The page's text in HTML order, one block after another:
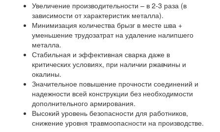
Увеличение производительности – в 2-3 раза (в
зависимости от характеристик металла).
Минимизация количества брызг в месте шва +
уменьшение трудозатрат на удаление налипшего
металла.
Стабильная и эффективная сварка даже в
критических условиях, при наличии ржавчины и
окалины.
Значительное повышение прочности соединений и
надежности всей конструкции без необходимости
дополнительного армирования.
Высокий уровень безопасности для работников,
снижение уровня травмоопасности на производстве.